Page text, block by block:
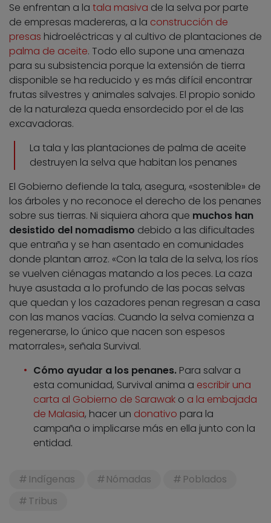
Se enfrentan a la tala masiva de la selva por parte
de empresas madereras, a la construcción de
presas hidroeléctricas y al cultivo de plantaciones de
palma de aceite. Todo ello supone una amenaza
para su subsistencia porque la extensión de tierra
disponible se ha reducido y es más difícil encontrar
frutas silvestres y animales salvajes. El propio sonido
de la naturaleza queda ensordecido por el de las
excavadoras.
La tala y las plantaciones de palma de aceite
destruyen la selva que habitan los penanes
El Gobierno defiende la tala, asegura, «sostenible» de
los árboles y no reconoce el derecho de los penanes
sobre sus tierras. Ni siquiera ahora que muchos han
desistido del nomadismo debido a las dificultades
que entraña y se han asentado en comunidades
donde plantan arroz. «Con la tala de la selva, los ríos
se vuelven ciénagas matando a los peces. La caza
huye asustada a lo profundo de las pocas selvas
que quedan y los cazadores penan regresan a casa
con las manos vacías. Cuando la selva comienza a
regenerarse, lo único que nacen son espesos
matorrales», señala Survival.
Cómo ayudar a los penanes. Para salvar a
esta comunidad, Survival anima a escribir una
carta al Gobierno de Sarawak o a la embajada
de Malasia, hacer un donativo para la
campaña o implicarse más en ella junto con la
entidad.
Indígenas Nómadas
Poblados
Tribus